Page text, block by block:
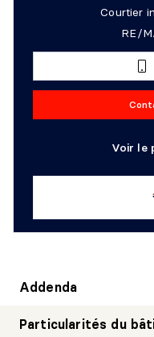
Courtier
RE/
Voir le
Addenda
Particularités du